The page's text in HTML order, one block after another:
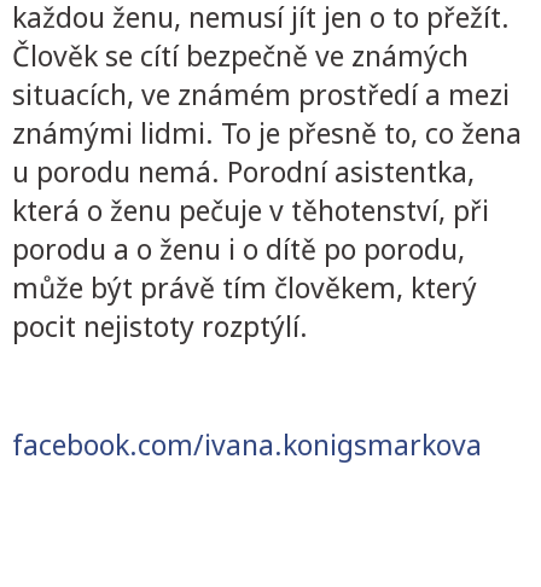
každou ženu, nemusí jít jen o to přežít.
Člověk se cítí bezpečně ve známých
situacích, ve známém prostředí a mezi
známými lidmi. To je přesně to, co žena
u porodu nemá. Porodní asistentka,
která o ženu pečuje v těhotenství, při
porodu a o ženu i o dítě po porodu,
může být právě tím člověkem, který
pocit nejistoty rozptýlí.
facebook.com/ivana.konigsmarkova